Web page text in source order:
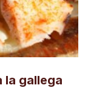
la gallega